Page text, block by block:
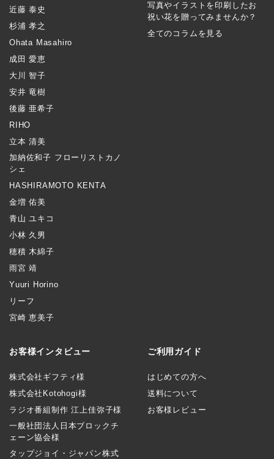
近藤 泰史
杉浦 孝之
Ohata Masahiro
成田 愛恵
大川 智子
安井 竜樹
後藤 亜希子
RIHO
立本 清美
加納佐和子 フローリストカノ
シェ
HASHIRAMOTO KENTA
金増 佑美
青山 ユキコ
小林 久男
穂積 木綿子
雨宮 靖
Yuuri Horino
リーフ
宮崎 恵美子
写真やイラストを印刷したお
祝い花を贈ってみませんか？
全てのコラムを見る
お客様インタビュー
株式会社ギフティ様
株式会社Kotohogi様
ラジオ番組制作 江上佳弥子様
一般社団法人日本ブロックチ
ェーン協会様
タップジョイ・ジャパン株式
ご利用ガイド
はじめての方へ
送料について
お客様レビュー